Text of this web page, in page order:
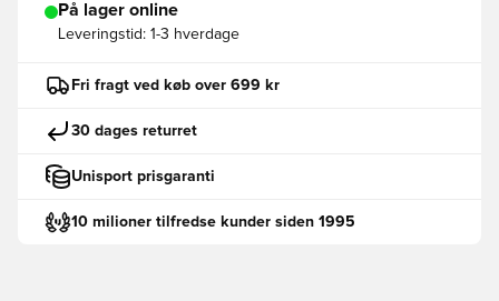
På lager online
Leveringstid: 1-3 hverdage
Fri fragt ved køb over 699 kr
30 dages returret
Unisport prisgaranti
10 milioner tilfredse kunder siden 1995